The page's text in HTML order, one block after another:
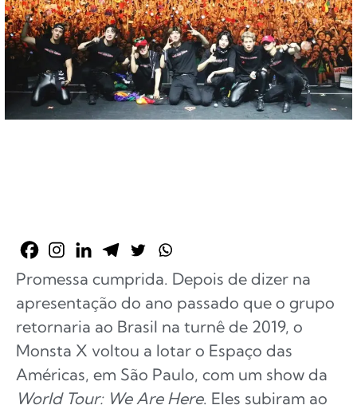
Promessa cumprida. Depois de dizer na
apresentação do ano passado que o grupo
retornaria ao Brasil na turnê de 2019, o
Monsta X voltou a lotar o Espaço das
Américas, em São Paulo, com um show da
World Tour: We Are Here. Eles subiram ao